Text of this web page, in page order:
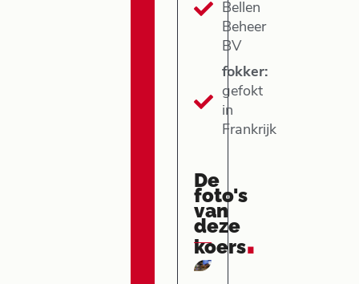
Bellen
Beheer
BV
fokker:
gefokt
in
Frankrijk
De
foto's
van
deze
koers.